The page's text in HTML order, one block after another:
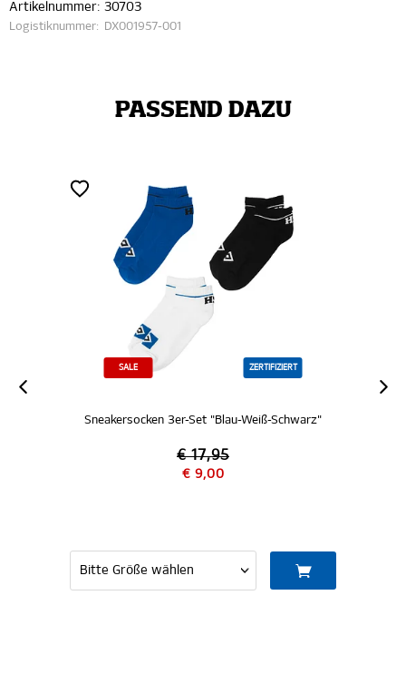
Artikelnummer: 30703
Logistiknummer: DX001957-001
PASSEND DAZU
ZERTIFIZIERT
Sneakersocken 3er-Set "Blau-Weiß-Schwarz"
€ 17,95
€ 9,00